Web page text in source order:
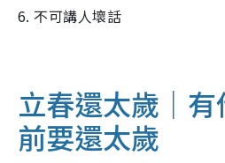
6. 不可講人壞話
立春還太歲｜
前要還太歲